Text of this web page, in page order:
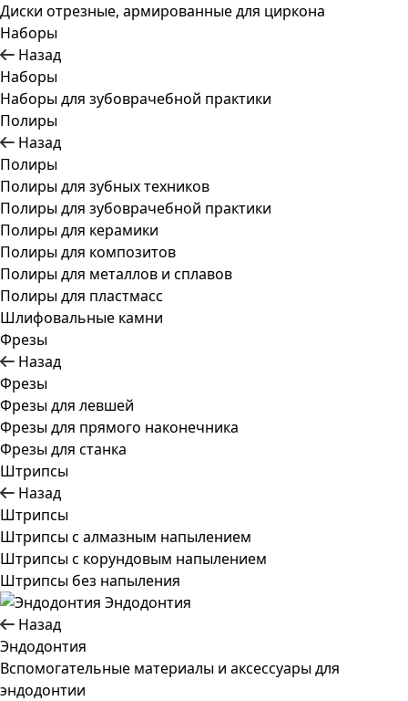
Диски отрезные, армированные для циркона
Наборы
Назад
Наборы
Наборы для зубоврачебной практики
Полиры
Назад
Полиры
Полиры для зубных техников
Полиры для зубоврачебной практики
Полиры для керамики
Полиры для композитов
Полиры для металлов и сплавов
Полиры для пластмасс
Шлифовальные камни
Фрезы
Назад
Фрезы
Фрезы для левшей
Фрезы для прямого наконечника
Фрезы для станка
Штрипсы
Назад
Штрипсы
Штрипсы c алмазным напылением
Штрипсы c корундовым напылением
Штрипсы без напыления
Эндодонтия
Назад
Эндодонтия
Вспомогательные материалы и аксессуары для
эндодонтии